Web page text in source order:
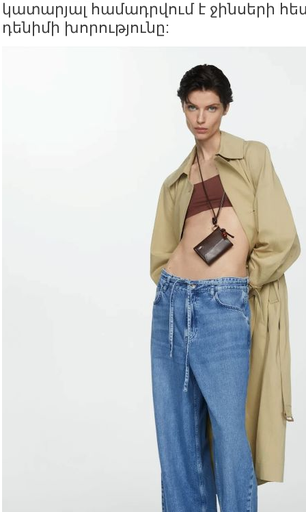
կատարյալ համադրվում է ջինսերի
դենիմի խորությունը: